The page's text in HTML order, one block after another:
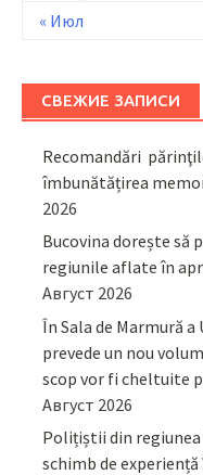
« Июл
СВЕЖИЕ ЗАПИСИ
Recomandări
îmbunătățirea
2026
Bucovina dorește să
regiunile aflate în
Август 2026
În Sala de Marmură
prevede un nou
scop vor fi cheltuite
Август 2026
Polițiștii din regiunea
schimb de